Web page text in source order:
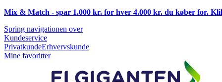
Mix & Match - spar 1.000 kr. for hver 4.000 kr. du køber for.
Spring navigationen over
Kundeservice
PrivatkundeErhvervskunde
Mine favoritter